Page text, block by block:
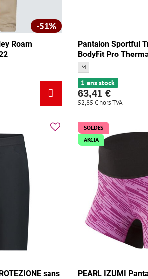
51%
Roam
Commuter Marron 2022 - Taille:
Pantalon Sportful
BodyFit Pro
Pantalon Sportful Trek/
M
1 ens stock
63,41 €
52,85 € hors TVA
sans
SOLDES
AKCIA
PEARL IZUMI